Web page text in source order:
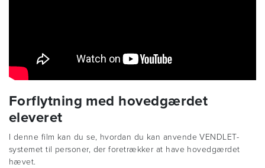
Forflytning med hovedgærdet
eleveret
I denne film kan du se, hvordan du kan anvende VENDLET-
systemet til personer, der foretrækker at have hovedgærdet
hævet.